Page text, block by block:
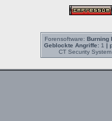
Forensoftware: Burning
Geblockte Angriffe:1 |
CT Security